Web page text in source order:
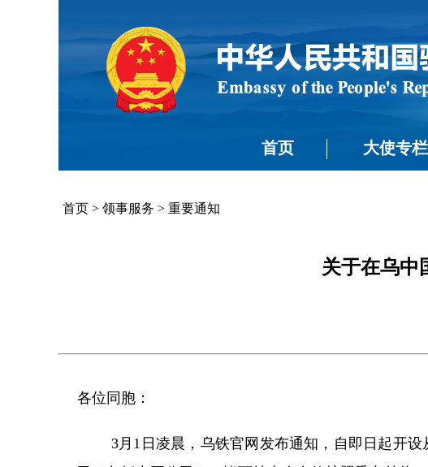
首页 大使专栏
首页 > 领事服务 > 重要通知
关于在乌中
各位同胞：
3月 1 日凌晨，乌铁官网发布通知，自即日起开